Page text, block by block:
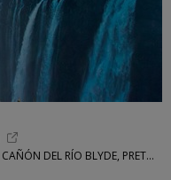
EXOTICCA • JOHANNESBURGO, PN KRUGER, CAÑÓN DEL RÍO BLYDE, PRETORIA, CIUDAD DEL CABO